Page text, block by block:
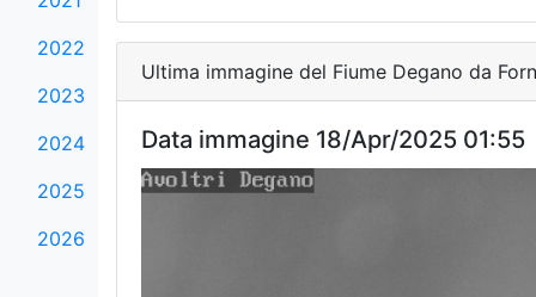
2022
2023
2024
2025
2026
Ultima immagine del Fiume Degano da
Data immagine 18/Apr/2025 01:55